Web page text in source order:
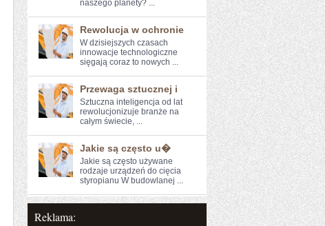
naszego ⁣planety? ...
Rewolucja w ochronie
W dzisiejszych czasach‍
innowacje technologiczne
sięgają coraz to nowych ...
Przewaga sztucznej i
Sztuczna inteligencja od lat
rewolucjonizuje ⁢branże na
całym świecie, ...
Jakie są często u�
Jakie są często używane
rodzaje urządzeń do cięcia
styropianu W budowlanej ...
Reklama: